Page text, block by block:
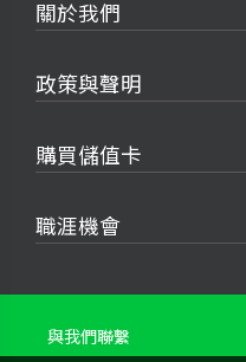
關於我們
政策與聲明
購買儲值卡
職涯機會
與我們聯繫